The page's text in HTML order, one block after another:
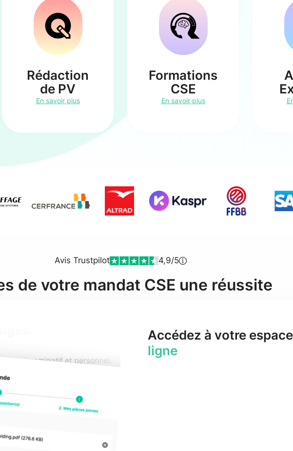
Rédaction
de PV
En savoir plus
Formations
CSE
En savoir plus
Avis Trustpilot 4,9/5
de votre mandat CSE une réussite
Accédez à votre
ligne